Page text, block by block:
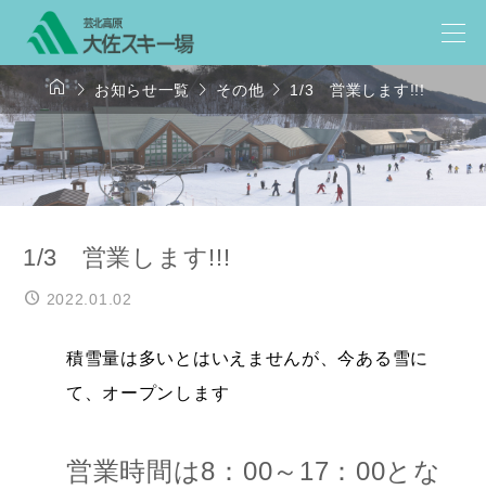
 お知らせ一覧その他 1/3 営業します!!!
1/3 営業します!!!
2022.01.02
積雪量は多いとはいえませんが、今ある雪に
て、オープンします
営業時間は8：00～17：00とな